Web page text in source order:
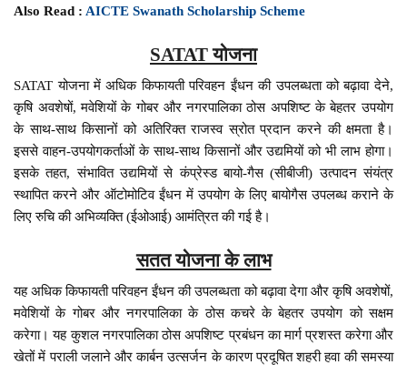
Also Read : AICTE Swanath Scholarship Scheme
SATAT योजना
SATAT योजना में अधिक किफायती परिवहन ईंधन की उपलब्धता को बढ़ावा देने,
कृषि अवशेषों, मवेशियों के गोबर और नगरपालिका ठोस अपशिष्ट के बेहतर उपयोग
के साथ-साथ किसानों को अतिरिक्त राजस्व स्रोत प्रदान करने की क्षमता है।
इससे वाहन-उपयोगकर्ताओं के साथ-साथ किसानों और उद्यमियों को भी लाभ होगा।
इसके तहत, संभावित उद्यमियों से कंप्रेस्ड बायो-गैस (सीबीजी) उत्पादन संयंत्र
स्थापित करने और ऑटोमोटिव ईंधन में उपयोग के लिए बायोगैस उपलब्ध कराने के
लिए रुचि की अभिव्यक्ति (ईओआई) आमंत्रित की गई है।
सतत योजना के लाभ
यह अधिक किफायती परिवहन ईंधन की उपलब्धता को बढ़ावा देगा और कृषि अवशेषों,
मवेशियों के गोबर और नगरपालिका के ठोस कचरे के बेहतर उपयोग को सक्षम
करेगा। यह कुशल नगरपालिका ठोस अपशिष्ट प्रबंधन का मार्ग प्रशस्त करेगा और
खेतों में पराली जलाने और कार्बन उत्सर्जन के कारण प्रदूषित शहरी हवा की समस्या